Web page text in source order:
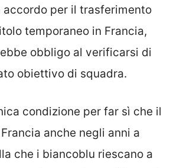
accordo per il trasferimento
temporaneo in Francia,
obbligo al verificarsi di
obiettivo di squadra.
condizione per far sì che il
anche negli anni a
che i biancoblu riescano a